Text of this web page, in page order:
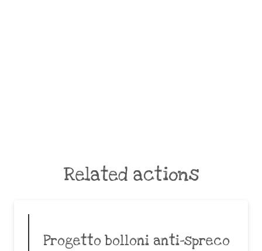
Related actions
Progetto bolloni anti-spreco